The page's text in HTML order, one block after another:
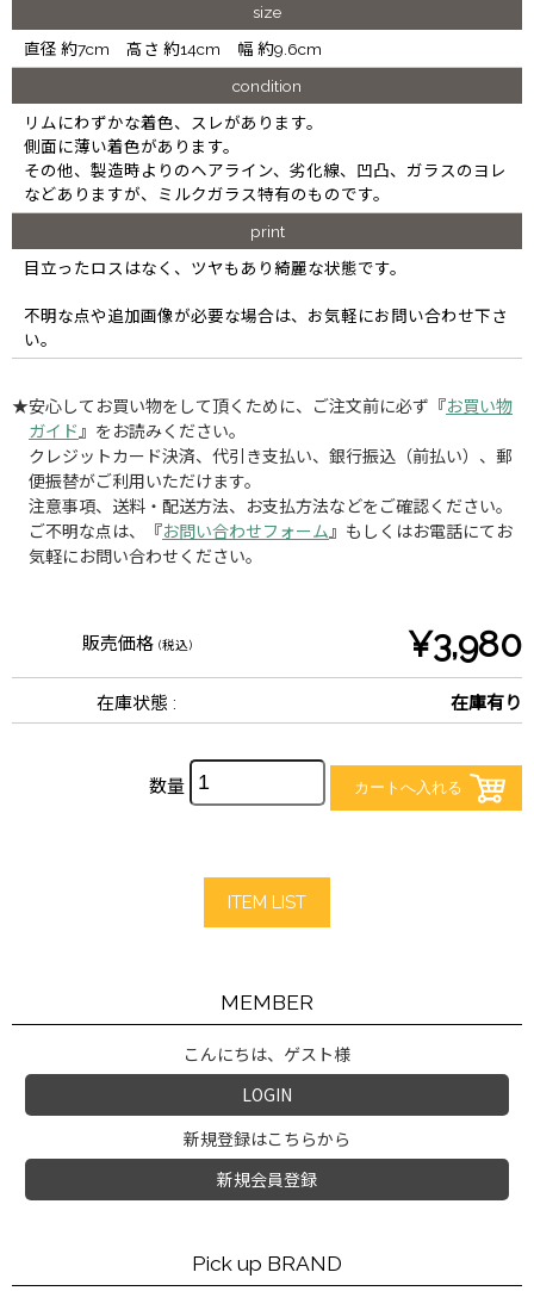
size
直径 約7cm 高さ 約14cm 幅 約9.6cm
condition
リムにわずかな着色、スレがあります。
側面に薄い着色があります。
その他、製造時よりのヘアライン、劣化線、凹凸、ガラスのヨレ
などありますが、ミルクガラス特有のものです。
print
目立ったロスはなく、ツヤもあり綺麗な状態です。
不明な点や追加画像が必要な場合は、お気軽にお問い合わせ下さ
い。
★安心してお買い物をして頂くために、ご注文前に必ず『お買い物
ガイド 』をお読みください。
クレジットカード決済、代引き支払い、銀行振込（前払い）、郵
便振替がご利用いただけます。
注意事項、送料・配送方法、お支払方法などをご確認ください。
ご不明な点は、『お問い合わせフォーム 』もしくはお電話にてお
気軽にお問い合わせください。
販売価格 (税込) ¥3,980
在庫状態 : 在庫有り
数量
ITEM LIST
MEMBER
こんにちは、ゲスト様
LOGIN
新規登録はこちらから
新規会員登録
Pick up BRAND